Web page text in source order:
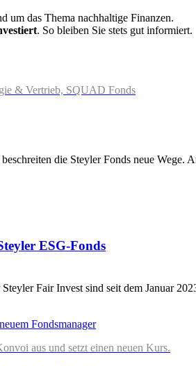
um das Thema nachhaltige Finanzen.
. So bleiben Sie stets gut informiert.
& Vertrieb, SQUAD Fonds
die Steyler Fonds neue
ESG-Fonds
Fair Invest sind seit dem Januar
aus und setzt einen neuen Kurs.